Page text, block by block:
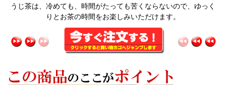
うじ茶は、冷めても、時間がたっても苦くならないので、ゆっく
りとお茶の時間をお楽しみいただけます。